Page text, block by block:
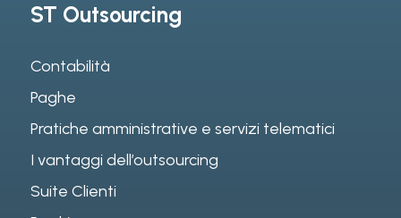
ST Outsourcing
Contabilità
Paghe
Pratiche amministrative e servizi telematici
I vantaggi dell’outsourcing
Suite Clienti